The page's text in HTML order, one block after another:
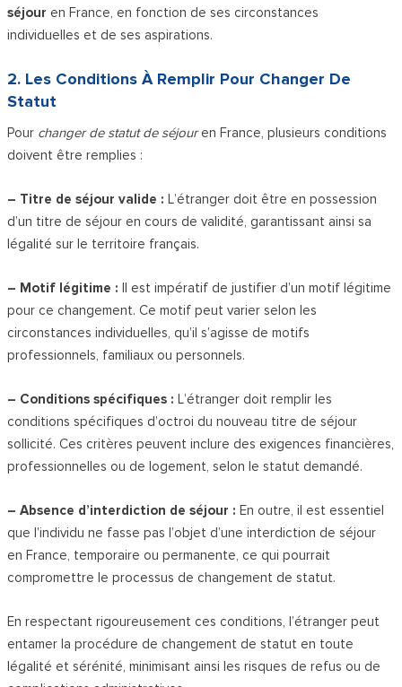
séjour en France, en fonction de ses circonstances
individuelles et de ses aspirations.
2. Les Conditions À Remplir Pour Changer De
Statut
Pour changer de statut de séjouren France, plusieurs conditions
doivent être remplies :
– Titre de séjour valide : L’étranger doit être en possession
d’un titre de séjour en cours de validité, garantissant ainsi sa
légalité sur le territoire français.
– Motif légitime : Il est impératif de justifier d’un motif légitime
pour ce changement. Ce motif peut varier selon les
circonstances individuelles, qu’il s’agisse de motifs
professionnels, familiaux ou personnels.
– Conditions spécifiques : L’étranger doit remplir les
conditions spécifiques d’octroi du nouveau titre de séjour
sollicité. Ces critères peuvent inclure des exigences financières,
professionnelles ou de logement, selon le statut demandé.
– Absence d’interdiction de séjour : En outre, il est essentiel
que l’individu ne fasse pas l’objet d’une interdiction de séjour
en France, temporaire ou permanente, ce qui pourrait
compromettre le processus de changement de statut.
En respectant rigoureusement ces conditions, l’étranger peut
entamer la procédure de changement de statut en toute
légalité et sérénité, minimisant ainsi les risques de refus ou de